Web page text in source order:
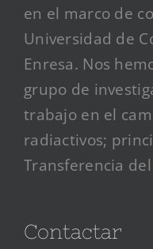
en el marco de
Universidad de
Enresa. Nos
grupo de
trabajo en el
radiactivos;
Transferencia
Contactar